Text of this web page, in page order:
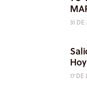
31
17 DE